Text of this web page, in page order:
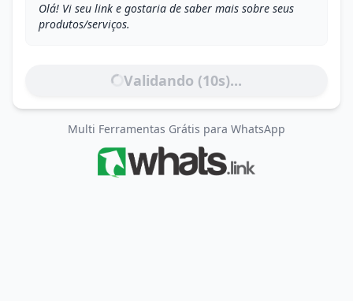
Olá! Vi seu link e gostaria de saber mais sobre seus
produtos/serviços.
Validando (10s)...
Multi Ferramentas Grátis para WhatsApp